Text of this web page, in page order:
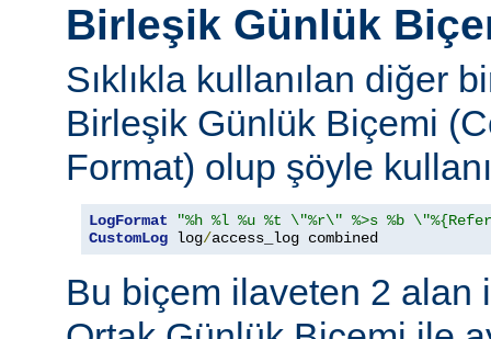
Birleşik Günlük
Sıklıkla kullanılan diğer
Birleşik Günlük Biçemi
Format) olup şöyle
LogFormat
"%h %l %u %t \"%r\" %>s %b
CustomLog log/access_log combined
Bu biçem ilaveten 2 alan